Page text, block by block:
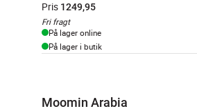
Pris 1249,95
Fri fragt
På lager online
På lager i butik
Moomin Arabia